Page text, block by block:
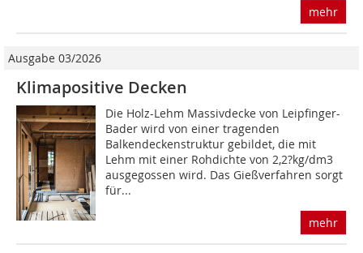
mehr
Ausgabe 03/2026
Klimapositive Decken
Die Holz-Lehm Massivdecke von Leipfinger-
Bader wird von einer tragenden
Balkendeckenstruktur gebildet, die mit
Lehm mit einer Rohdichte von 2,2?kg/dm3
ausgegossen wird. Das Gießverfahren sorgt
für...
mehr